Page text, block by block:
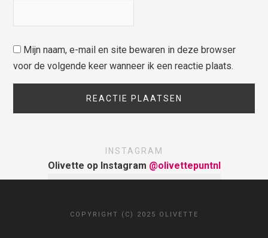
Mijn naam, e-mail en site bewaren in deze browser
voor de volgende keer wanneer ik een reactie plaats.
INSTAGRAM
Olivette op Instagram @olivettepuntnl
COPYRIGHT (C) 2025 OLIVETTE